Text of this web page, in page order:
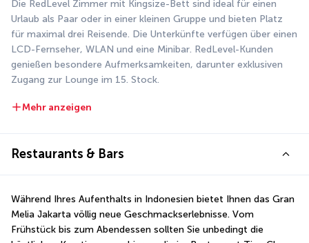
Die RedLevel Zimmer mit Kingsize-Bett sind ideal für einen
Urlaub als Paar oder in einer kleinen Gruppe und bieten Platz
für maximal drei Reisende. Die Unterkünfte verfügen über einen
LCD-Fernseher, WLAN und eine Minibar. RedLevel-Kunden
genießen besondere Aufmerksamkeiten, darunter exklusiven
Zugang zur Lounge im 15. Stock.
Mehr anzeigen
Restaurants & Bars
Während Ihres Aufenthalts in Indonesien bietet Ihnen das Gran
Melia Jakarta völlig neue Geschmackserlebnisse. Vom
Frühstück bis zum Abendessen sollten Sie unbedingt die